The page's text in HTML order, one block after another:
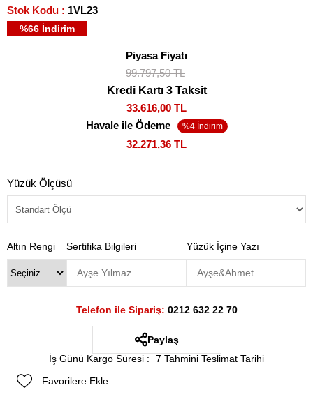
Stok Kodu
1VL23
%66 İndirim
Piyasa Fiyatı
99.797,50 TL
Kredi Kartı 3 Taksit
33.616,00 TL
Havale ile Ödeme
32.271,36 TL
Yüzük Ölçüsü
Altın Rengi Sertifika Bilgileri Yüzük İçine Yazı
Telefon ile Sipariş: 0212 632 22 70
Paylaş
İş Günü Kargo Süresi :
7 Tahmini Teslimat Tarihi
Favorilere Ekle